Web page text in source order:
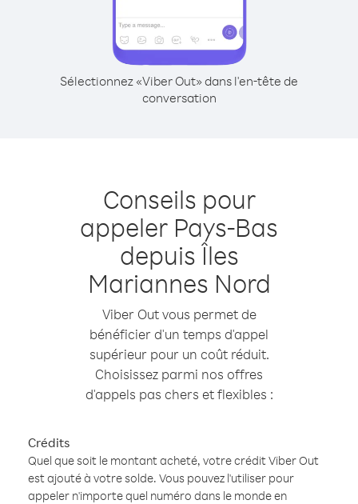
Sélectionnez «Viber Out» dans l'en-tête de
conversation
Conseils pour
appeler Pays-Bas
depuis Îles
Mariannes Nord
Viber Out vous permet de
bénéficier d'un temps d'appel
supérieur pour un coût réduit.
Choisissez parmi nos offres
d'appels pas chers et flexibles :
Crédits
Quel que soit le montant acheté, votre crédit Viber Out
est ajouté à votre solde. Vous pouvez l'utiliser pour
appeler n'importe quel numéro dans le monde en